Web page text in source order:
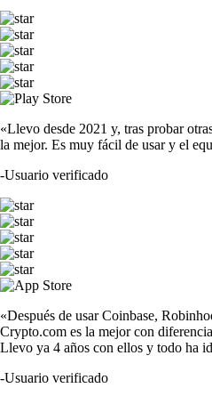
«Llevo desde 2021 y, tras probar
la mejor. Es muy fácil de usar y el
-Usuario verificado
«Después de usar Coinbase,
Crypto.com es la mejor con
Llevo ya 4 años con ellos y todo ha
-Usuario verificado